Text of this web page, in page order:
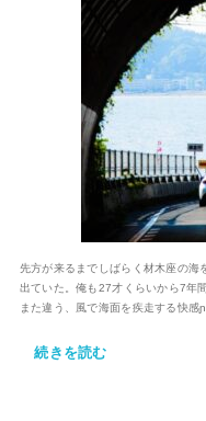
先方が来るまでしばらく材木座の海
出ていた。俺も27才くらいから7年
また違う、風で海面を疾走する快感
続きを読む